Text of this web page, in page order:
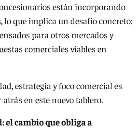
están incorporando
lo que implica un desafío concreto:
para otros mercados y
comerciales viables en
estrategia y foco comercial es
en este nuevo tablero.
el cambio que obliga a